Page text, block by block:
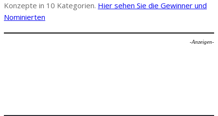
Konzepte in 10 Kategorien. Hier sehen Sie die Gewinner und
Nominierten
-Anzeigen-